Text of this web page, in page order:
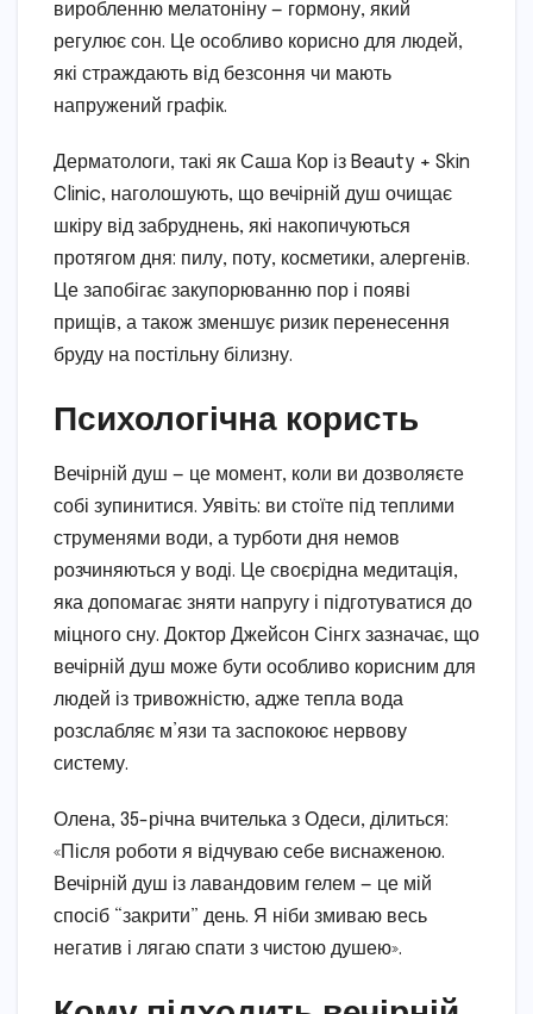
виробленню мелатоніну — гормону, який
регулює сон. Це особливо корисно для людей,
які страждають від безсоння чи мають
напружений графік.
Дерматологи, такі як Саша Кор із Beauty + Skin
Clinic, наголошують, що вечірній душ очищає
шкіру від забруднень, які накопичуються
протягом дня: пилу, поту, косметики, алергенів.
Це запобігає закупорюванню пор і появі
прищів, а також зменшує ризик перенесення
бруду на постільну білизну.
Психологічна користь
Вечірній душ — це момент, коли ви дозволяєте
собі зупинитися. Уявіть: ви стоїте під теплими
струменями води, а турботи дня немов
розчиняються у воді. Це своєрідна медитація,
яка допомагає зняти напругу і підготуватися до
міцного сну. Доктор Джейсон Сінгх зазначає, що
вечірній душ може бути особливо корисним для
людей із тривожністю, адже тепла вода
розслабляє м’язи та заспокоює нервову
систему.
Олена, 35-річна вчителька з Одеси, ділиться:
«Після роботи я відчуваю себе виснаженою.
Вечірній душ із лавандовим гелем — це мій
спосіб “закрити” день. Я ніби змиваю весь
негатив і лягаю спати з чистою душею».